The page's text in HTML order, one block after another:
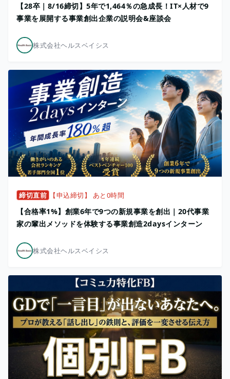
【28卒｜8/16締切】5年で1,464％の急成長！IT×人材で9
事業を展開する事業創出企業の説明会&座談会
株式会社ヘルスベイシス
締切直前 【申込締切】 あと0時間
【合格率1%】創業6年で9つの新規事業を創出｜20代事業
家の輩出メソッドを体験する事業創造2daysインターン
株式会社ヘルスベイシス